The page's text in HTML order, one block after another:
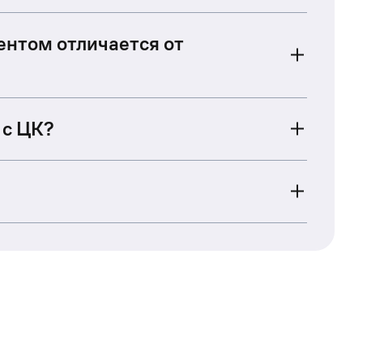
отличается от
с ЦК?